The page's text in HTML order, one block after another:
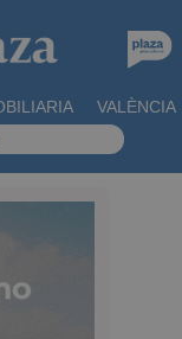
VALÈNCIA